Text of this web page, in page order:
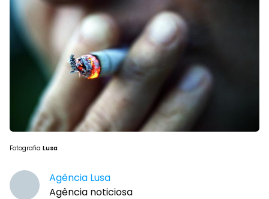
Fotografia Lusa
Agência Lusa
Agência noticiosa